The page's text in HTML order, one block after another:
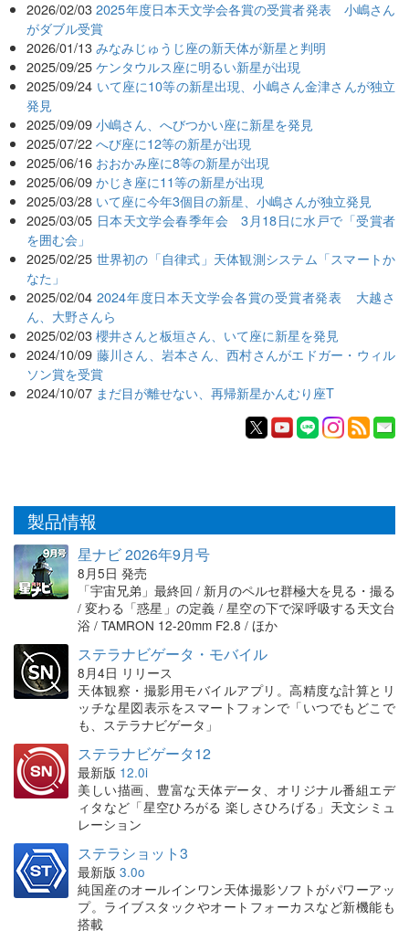
2026/02/03 2025年度日本天文学会各賞の受賞者発表 小嶋さん
がダブル受賞
2026/01/13 みなみじゅうじ座の新天体が新星と判明
2025/09/25 ケンタウルス座に明るい新星が出現
2025/09/24 いて座に10等の新星出現、小嶋さん金津さんが独立
発見
2025/09/09 小嶋さん、へびつかい座に新星を発見
2025/07/22 へび座に12等の新星が出現
2025/06/16 おおかみ座に8等の新星が出現
2025/06/09 かじき座に11等の新星が出現
2025/03/28 いて座に今年3個目の新星、小嶋さんが独立発見
2025/03/05 日本天文学会春季年会 3月18日に水戸で「受賞者
を囲む会」
2025/02/25 世界初の「自律式」天体観測システム「スマートか
なた」
2025/02/04 2024年度日本天文学会各賞の受賞者発表 大越さ
ん、大野さんら
2025/02/03 櫻井さんと板垣さん、いて座に新星を発見
2024/10/09 藤川さん、岩本さん、西村さんがエドガー・ウィル
ソン賞を受賞
2024/10/07 まだ目が離せない、再帰新星かんむり座T
製品情報
星ナビ 2026年9月号
8月5日 発売
「宇宙兄弟」最終回 / 新月のペルセ群極大を見る・撮る
/ 変わる「惑星」の定義 / 星空の下で深呼吸する天文台
浴 / TAMRON 12-20mm F2.8 / ほか
ステラナビゲータ・モバイル
8月4日 リリース
天体観察・撮影用モバイルアプリ。高精度な計算とリ
ッチな星図表示をスマートフォンで「いつでもどこで
も、ステラナビゲータ」
ステラナビゲータ12
最新版 12.0i
美しい描画、豊富な天体データ、オリジナル番組エデ
ィタなど「星空ひろがる 楽しさひろげる」天文シミュ
レーション
ステラショット3
最新版 3.0o
純国産のオールインワン天体撮影ソフトがパワーアッ
プ。ライブスタックやオートフォーカスなど新機能も
搭載